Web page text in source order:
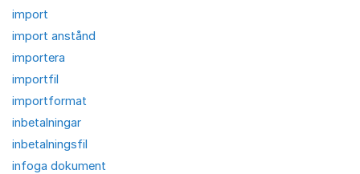
import
import anstånd
importera
importfil
importformat
inbetalningar
inbetalningsfil
infoga dokument